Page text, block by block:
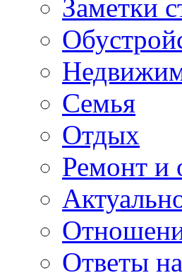
Заметки
Семья
Отдых
Ремонт и
Ответы